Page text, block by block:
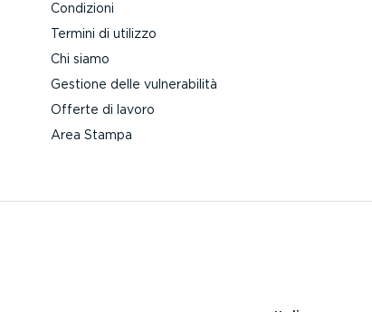
Condizioni
Termini di utilizzo
Chi siamo
Gestione delle vulne­ra­bilità
Offerte di lavoro
Area Stampa